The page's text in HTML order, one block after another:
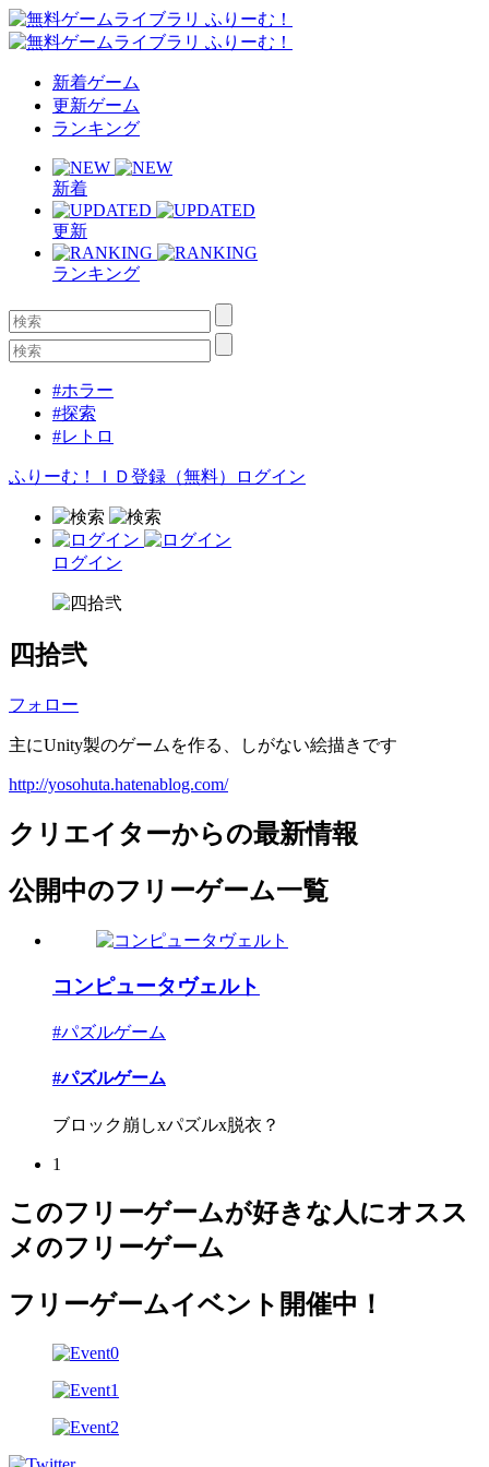
新着ゲーム
更新ゲーム
ランキング
新着
更新
ランキング
#ホラー
#探索
#レトロ
ふりーむ！ＩＤ登録（無料） ログイン
ログイン
四拾弐
フォロー
主にUnity製のゲームを作る、しがない絵描きです
http://yosohuta.hatenablog.com/
クリエイターからの最新情報
公開中のフリーゲーム一覧
コンピュータヴェルト
#パズルゲーム
#パズルゲーム
ブロック崩しxパズルx脱衣？
1
このフリーゲームが好きな人にオスス
メのフリーゲーム
フリーゲームイベント開催中！